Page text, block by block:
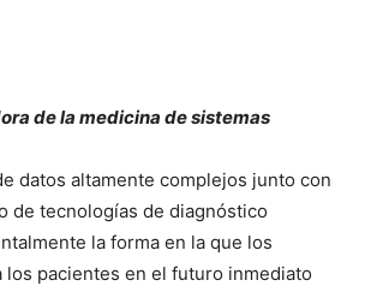
de la medicina de sistemas
datos altamente complejos junto con
de tecnologías de diagnóstico
la forma en la que los
los pacientes en el futuro inmediato